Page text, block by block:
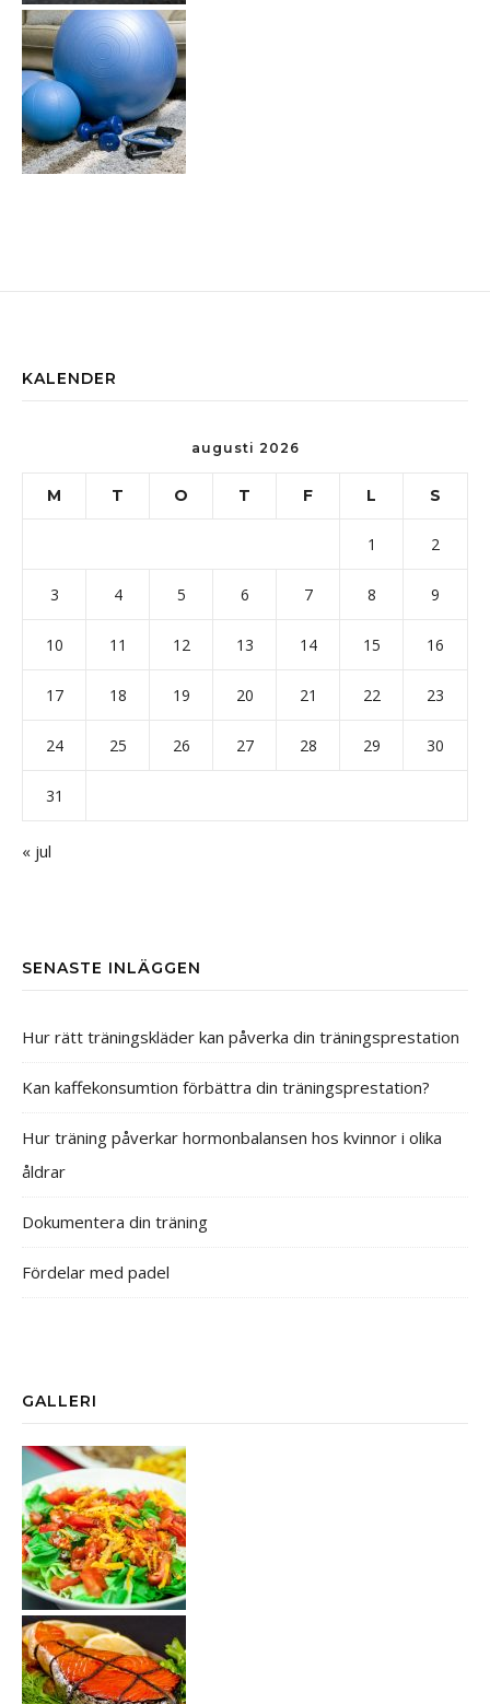
KALENDER
augusti 2026
M T O T F L S
1 2
3 4 5 6 7 8 9
10 11 12 13 14 15 16
17 18 19 20 21 22 23
24 25 26 27 28 29 30
31
« jul
SENASTE INLÄGGEN
Hur rätt träningskläder kan påverka din träningsprestation
Kan kaffekonsumtion förbättra din träningsprestation?
Hur träning påverkar hormonbalansen hos kvinnor i olika
åldrar
Dokumentera din träning
Fördelar med padel
GALLERI